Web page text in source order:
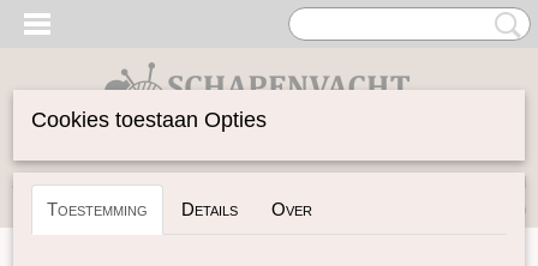
Inloggen Registreren
(0)
Cookies toestaan Opties
Toestemming Details Over